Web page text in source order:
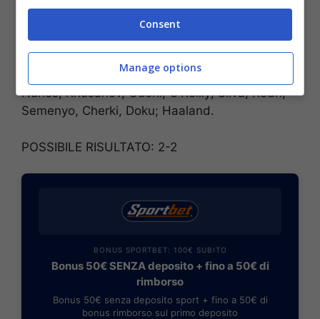
BOURNEMOUTH (4-2-3-1):
Hill, Senesi, Truffert; Adams, Scott; Rayan,
Kroupi, Tavernier; Evanilson.
MANCHESTER CITY (4-2-3-1):
Nunes, Khusanov, Guehi, O’Reilly; Silva, Rodri;
Semenyo, Cherki, Doku; Haaland.
POSSIBILE RISULTATO: 2-2
BONUS SPORTBET: 100€ SUBITO
Bonus 50€ SENZA deposito + fino a 50€ di
rimborso
Bonus 50€ senza deposito sport + fino a 50€ di
bonus rimborso sul primo deposito
Consent
Manage options